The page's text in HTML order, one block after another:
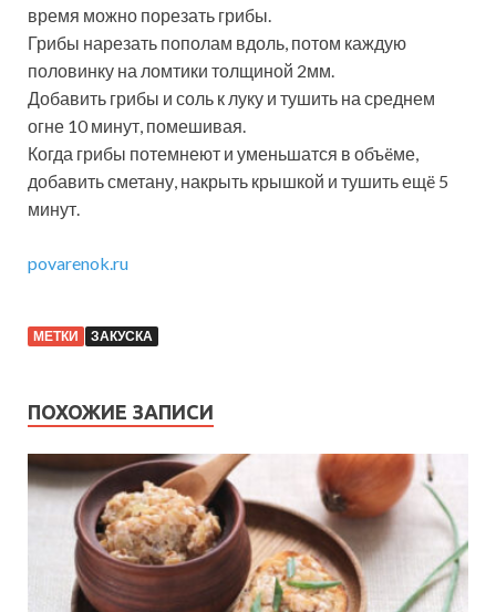
время можно порезать грибы.
Грибы нарезать пополам вдоль, потом каждую
половинку на ломтики толщиной 2мм.
Добавить грибы и соль к луку и тушить на среднем
огне 10 минут, помешивая.
Когда грибы потемнеют и уменьшатся в объëме,
добавить сметану, накрыть крышкой и тушить ещë 5
минут.
povarenok.ru
МЕТКИ ЗАКУСКА
ПОХОЖИЕ ЗАПИСИ